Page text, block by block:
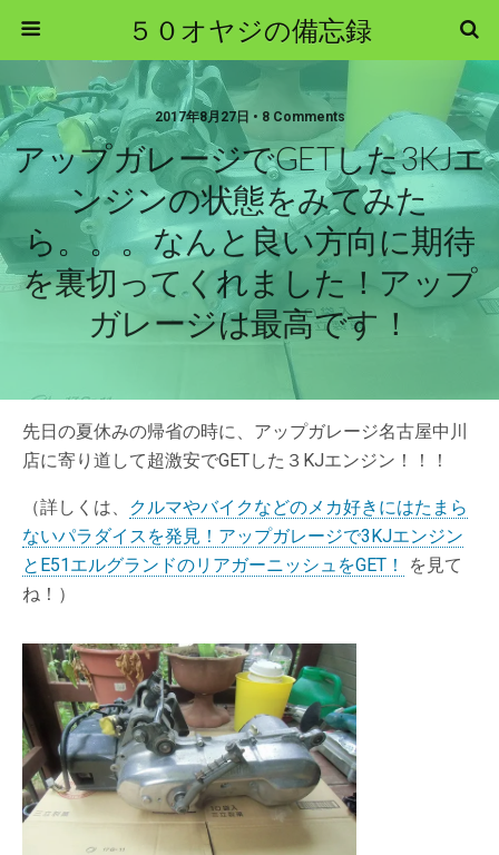
５０オヤジの備忘録
2017年8月27日 • 8 Comments
アップガレージでGETした3KJエ
ンジンの状態をみてみた
ら。。。なんと良い方向に期待
を裏切ってくれました！アップ
ガレージは最高です！
先日の夏休みの帰省の時に、アップガレージ名古屋中川
店に寄り道して超激安でGETした３KJエンジン！！！
（詳しくは、
クルマやバイクなどのメカ好きにはたまら
ないパラダイスを発見！アップガレージで3KJエンジン
とE51エルグランドのリアガーニッシュをGET！
を見て
ね！）